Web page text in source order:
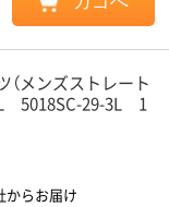
メンズストレート
5018SC-29-3L 1
からお届け